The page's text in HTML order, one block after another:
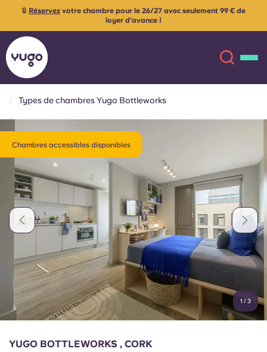
Lieux
Plus
Compte Langue
English (GB)
Sélectionnez un pays
Réservez maintenant
English (US)
Chinese Español
Català Deutsch
Italian French
Portuguese
🔒 Réservez votre chambre pour le 26/27 avec seulement 99 € de
loyer d'avance !
Types de chambres Yugo Bottleworks
Chambres accessibles disponibles
1 /3
YUGO BOTTLEWORKS , CORK